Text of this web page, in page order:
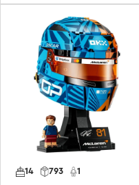
1
793
14